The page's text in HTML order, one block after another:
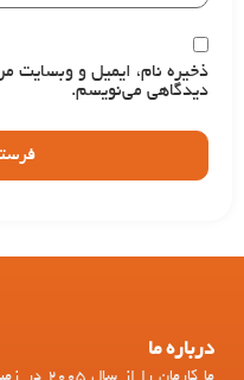
ذخیره نام، ایمیل و وبسایت
دیدگاهی می‌نویسم.
درباره ما